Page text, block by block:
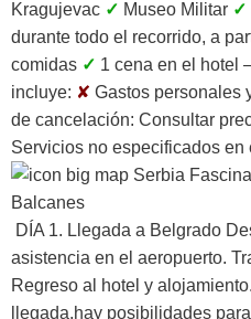
Kragujevac ✓ Museo Militar ✓
durante todo el recorrido, a
comidas ✓ 1 cena en el hotel
incluye: ✘ Gastos personales
de cancelación: Consultar
Servicios no especificados en
DÍA 1. Llegada a Belgrado
asistencia en el aeropuerto.
Regreso al hotel y
llegada,hay posibilidades